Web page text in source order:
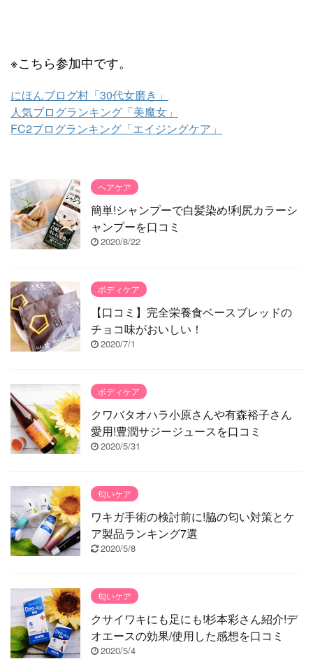
※こちら参加中です。
にほんブログ村「30代女磨き」
人気ブログランキング「美魔女」
FC2ブログランキング「エイジングケア」
ヘアケア
簡単!シャンプーで白髪染め!利尻カラーシ
ャンプーを口コミ
2020/8/22
ボディケア
【口コミ】完全栄養食ベースブレッドの
チョコ味がおいしい！
2020/7/1
ボディケア
クワバタオハラ小原さんや有森裕子さん
愛用!豊潤サジージュースを口コミ
2020/5/31
匂いケア
ワキガ手術の検討前に!脇の匂い対策とケ
ア製品ランキング7選
2020/5/8
匂いケア
クサイワキにも足にも!杉本彩さん紹介!デ
オエースの効果/使用した感想を口コミ
2020/5/4